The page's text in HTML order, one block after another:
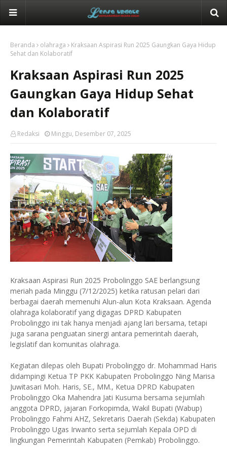
Beranda olahraga
Kraksaan Aspirasi Run 2025 Gaungkan Gaya Hidup
Sehat dan Kolaboratif
Kraksaan Aspirasi Run 2025
Gaungkan Gaya Hidup Sehat
dan Kolaboratif
Redaksi Minggu, Desember 07, 2025
Kraksaan Aspirasi Run 2025 Probolinggo SAE berlangsung
meriah pada Minggu (7/12/2025) ketika ratusan pelari dari
berbagai daerah memenuhi Alun-alun Kota Kraksaan. Agenda
olahraga kolaboratif yang digagas DPRD Kabupaten
Probolinggo ini tak hanya menjadi ajang lari bersama, tetapi
juga sarana penguatan sinergi antara pemerintah daerah,
legislatif dan komunitas olahraga.
Kegiatan dilepas oleh Bupati Probolinggo dr. Mohammad Haris
didampingi Ketua TP PKK Kabupaten Probolinggo Ning Marisa
Juwitasari Moh. Haris, SE., MM., Ketua DPRD Kabupaten
Probolinggo Oka Mahendra Jati Kusuma bersama sejumlah
anggota DPRD, jajaran Forkopimda, Wakil Bupati (Wabup)
Probolinggo Fahmi AHZ, Sekretaris Daerah (Sekda) Kabupaten
Probolinggo Ugas Irwanto serta sejumlah Kepala OPD di
lingkungan Pemerintah Kabupaten (Pemkab) Probolinggo.